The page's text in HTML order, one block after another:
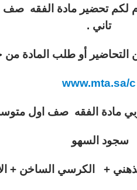
لكم تحضير مادة الفقه
تاني .
أو طلب المادة من
www.mta.sa/c
مادة الفقه صف اول
سجود السهو
+ الكرسي الساخن +